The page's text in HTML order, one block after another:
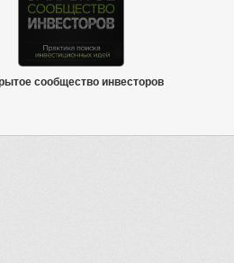
сообщество инвесторов